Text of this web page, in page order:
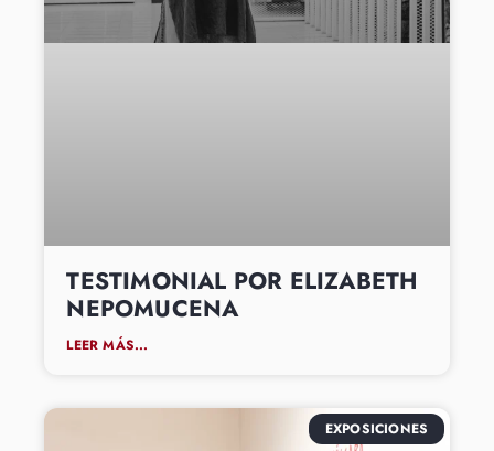
TESTIMONIAL POR ELIZABETH
NEPOMUCENA
LEER MÁS...
EXPOSICIONES